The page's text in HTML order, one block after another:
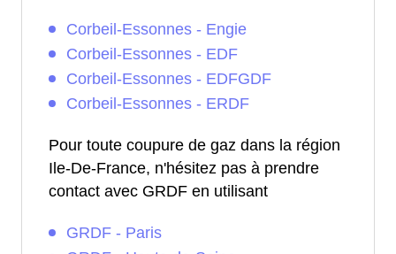
Corbeil-Essonnes - Engie
Corbeil-Essonnes - EDF
Corbeil-Essonnes - EDFGDF
Corbeil-Essonnes - ERDF
Pour toute coupure de gaz dans la région
Ile-De-France, n'hésitez pas à prendre
contact avec GRDF en utilisant
GRDF - Paris